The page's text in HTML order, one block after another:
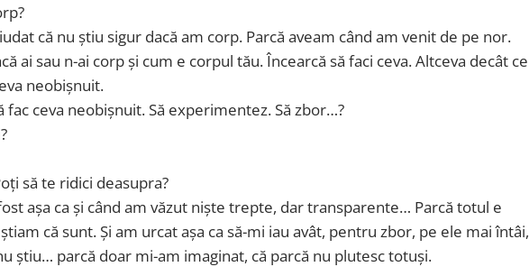
că nu știu sigur dacă am corp. Parcă aveam când am venit de pe nor.
ai sau n-ai corp și cum e corpul tău. Încearcă să faci ceva. Altceva decât ce
neobișnuit.
fac ceva neobișnuit. Să experimentez. Să zbor…?
să te ridici deasupra?
așa ca și când am văzut niște trepte, dar transparente… Parcă totul e
că sunt. Și am urcat așa ca să-mi iau avât, pentru zbor, pe ele mai întâi,
știu… parcă doar mi-am imaginat, că parcă nu plutesc totuși.